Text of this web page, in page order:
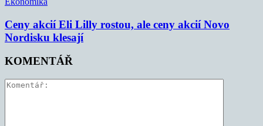
Ceny akcií Eli Lilly rostou, ale ceny akcií Novo
Nordisku klesají
KOMENTÁŘ